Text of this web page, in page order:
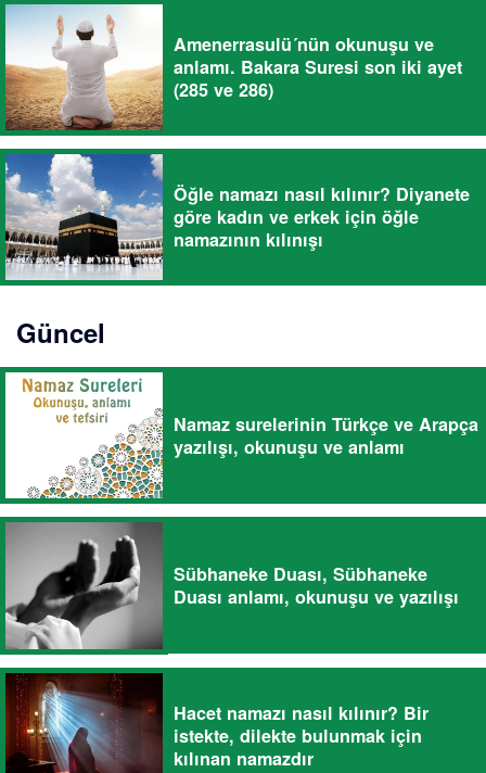
Amenerrasulü´nün okunuşu ve
anlamı. Bakara Suresi son iki ayet
(285 ve 286)
Öğle namazı nasıl kılınır? Diyanete
göre kadın ve erkek için öğle
namazının kılınışı
Güncel
Namaz surelerinin Türkçe ve Arapça
yazılışı, okunuşu ve anlamı
Sübhaneke Duası, Sübhaneke
Duası anlamı, okunuşu ve yazılışı
Hacet namazı nasıl kılınır? Bir
istekte, dilekte bulunmak için
kılınan namazdır